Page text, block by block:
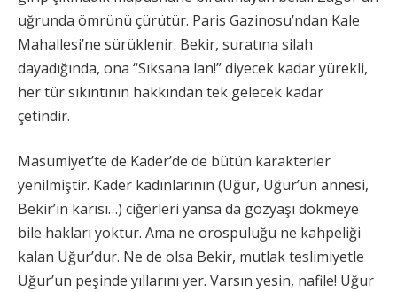
uğrunda ömrünü çürütür. Paris Gazinosu’ndan Kale
Mahallesi’ne sürüklenir. Bekir, suratına silah
dayadığında, ona “Sıksana lan!” diyecek kadar yürekli,
her tür sıkıntının hakkından tek gelecek kadar
çetindir.
Masumiyet’te de Kader’de de bütün karakterler
yenilmiştir. Kader kadınlarının (Uğur, Uğur’un annesi,
Bekir’in karısı…) ciğerleri yansa da gözyaşı dökmeye
bile hakları yoktur. Ama ne orospuluğu ne kahpeliği
kalan Uğur’dur. Ne de olsa Bekir, mutlak teslimiyetle
Uğur’un peşinde yıllarını yer. Varsın yesin, nafile! Uğur